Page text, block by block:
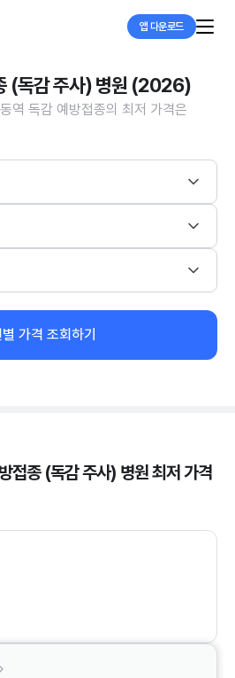
앱 다운로드
(독감 주사) 병원 (2026)
역 독감 예방접종의 최저 가격은
가격 조회하기
접종 (독감 주사) 병원 최저 가격